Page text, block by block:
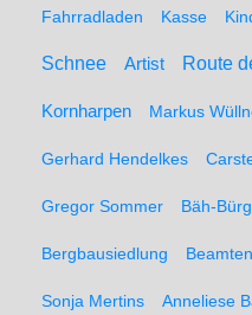
Fahrradladen Kasse
Schnee Artist Route
Kornharpen Markus
Gerhard Hendelkes
Gregor Sommer Bäh-
Bergbausiedlung
Sonja Mertins Anneliese